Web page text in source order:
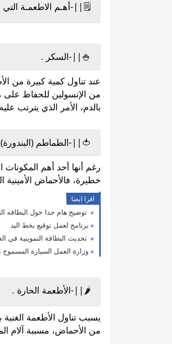
🗒||-أهـم الاطعمـة
🍚||-السكر .
عند تناول كمية كبيرة من
من الإنسولين للحفاظ
بالدم، الأمر الذي يترتب
🍅||-الطماطم
رغم أنها أحد أهم
خطيرة، فالأحماض
اقرا ايضا
توضيح هام جدا حول البطاقه
برنامج لعمل توقيع بخط اليد
تحديث البطاقة التموينية في
وزارة العمل السيارة المسموح
🌶||-الأطعمة الحارة .
يسبب تناول الأطعمة الغنية
من الأحماض، مسببة آلام